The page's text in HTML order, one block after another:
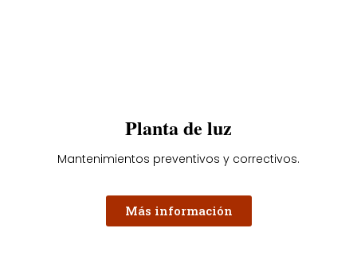
Planta de luz
Mantenimientos preventivos y correctivos.
Más información